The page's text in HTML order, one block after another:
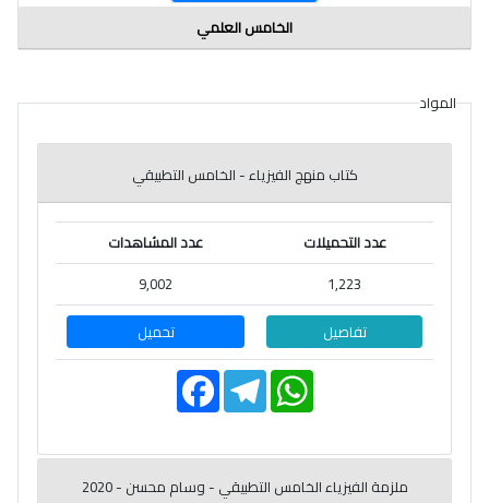
الخامس العلمي
المواد
كتاب منهج الفيزياء - الخامس التطبيقي
عدد التحميلات
عدد المشاهدات
1,223
9,002
تفاصيل
تحميل
F
a
c
b
o
o
T
e
l
g
r
a
s
A
p ملزمة الفيزياء الخامس التطبيقي - وسام محسن - 2020